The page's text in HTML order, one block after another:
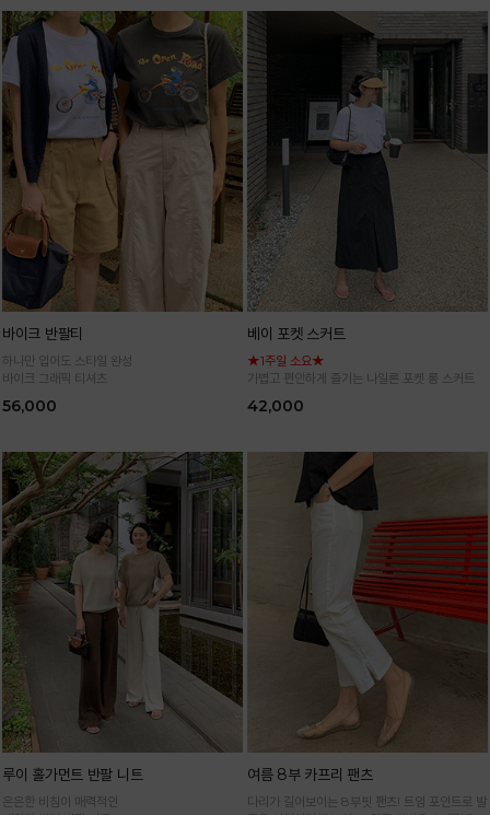
바이크 반팔티
하나만 입어도 스타일 완성
바이크 그래픽 티셔츠
56,000
베이 포켓 스커트
★1주일 소요★
가볍고 편안하게 즐기는 나일론 포켓 롱 스커트
42,000
루이 홀가먼트 반팔 니트
은은한 비침이 매력적인
여름 8부 카프리 팬츠
다리가 길어보이는 8부핏 팬츠! 트임 포인트로 발